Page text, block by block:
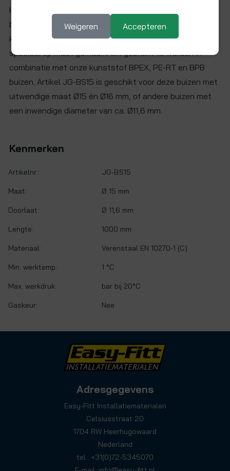
Het gebruik van een goed passende buigveer is
belangrijk. Indien de buigveer te klein is, zal de kans op
knikken van de buis groter worden. Onze buigveren zijn
speciaal op maat gemaakt om gebruikt te worden in
combinatie met onze kunststof BPEX, PE-RT en BPB
buizen. Artikel JG-BS15 is geschikt voor deze buizen met
uitwendige maat Ø15 én Ø16 mm, of andere buizen met
een inwendige diameter van ca. Ø11,6 mm.
Kenmerken
Artikelnr.: JG-BS15
Maat: Ø 15 mm
Doorlaat: Ø 11,6 mm
Lengte: 1000 mm
Materiaal: Verenstaal EN 10270-1 (C)
Min. werktemp.: 1 °C
Max. werkdruk: bar bij 20°C
Gaskeur: Nee
Adresgegevens
Easy-Fitt Installatiematerialen
Celsiusstraat 20
1704 RW Heerhugowaard
Nederland
tel.: +31(0)72-5345070
Weigeren Accepteren